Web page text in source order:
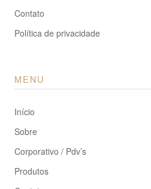
Contato
Política de privacidade
MENU
Início
Sobre
Corporativo / Pdv’s
Produtos